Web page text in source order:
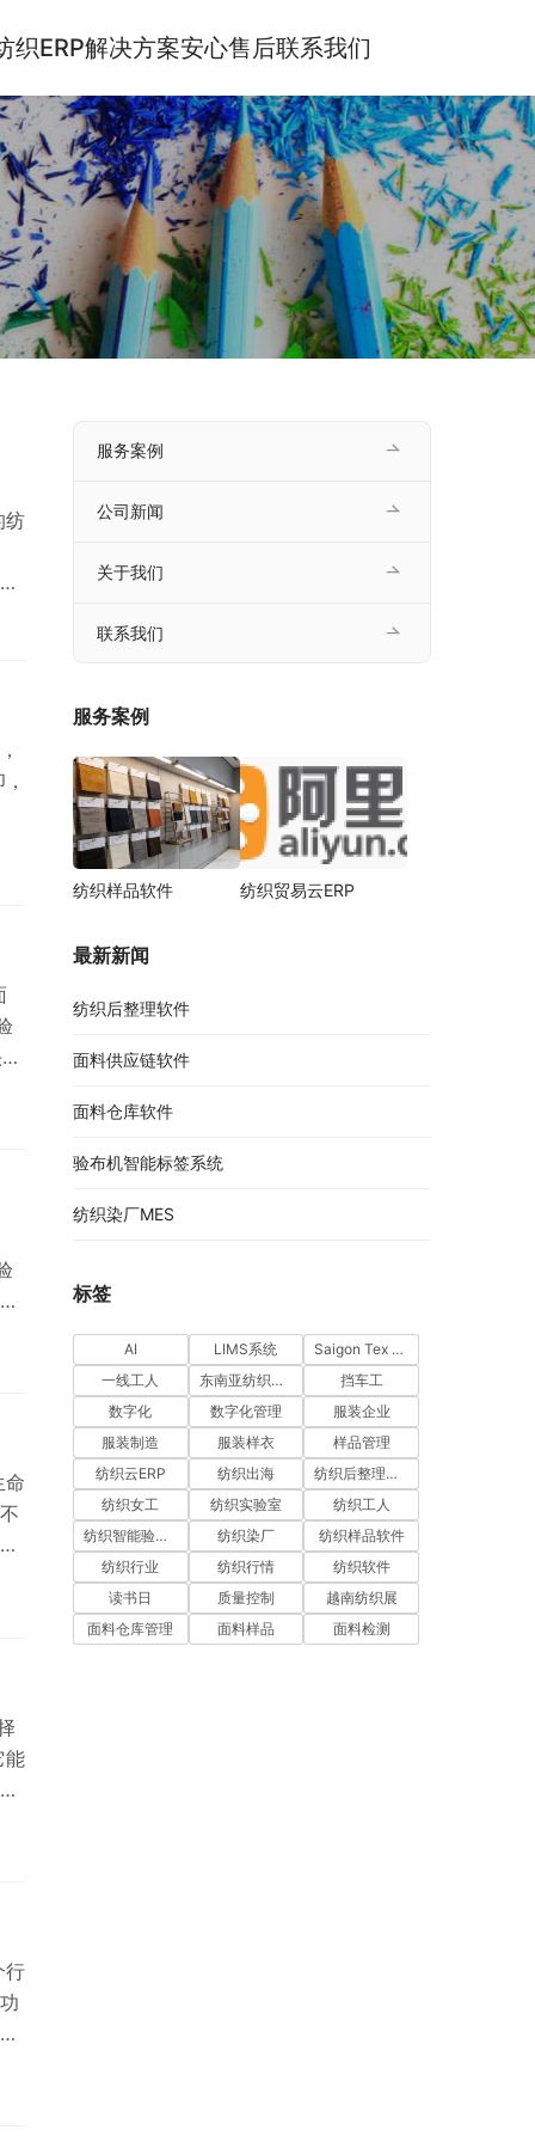
织ERP解决方案安心售后联系我们
纺
命
能
行
服务案例
公司新闻
关于我们
联系我们
服务案例
纺织样品软件 纺织贸易云ERP
最新新闻
纺织后整理软件
面料供应链软件
面料仓库软件
验布机智能标签系统
纺织染厂MES
标签
AI LIMS系统
Saigon Tex 2026
一线工人
东南亚纺织市场
挡车工
数字化
数字化管理
服装企业
服装制造
服装样衣
样品管理
纺织云ERP
纺织出海
纺织后整理软件
纺织女工
纺织实验室
纺织工人
纺织智能验布机系统
纺织染厂
纺织样品软件
纺织行业
纺织行情
纺织软件
读书日
质量控制
越南纺织展
面料仓库管理
面料样品 面料检测